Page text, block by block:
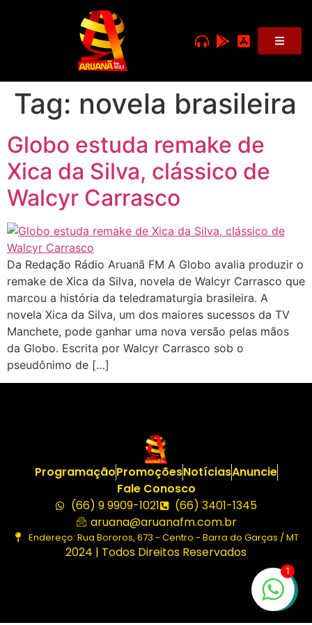
Tag: novela brasileira
Globo estuda remake de
Xica da Silva, clássico de
Walcyr Carrasco
Da Redação Rádio Aruanã FM A Globo avalia produzir o
remake de Xica da Silva, novela de Walcyr Carrasco que
marcou a história da teledramaturgia brasileira. A
novela Xica da Silva, um dos maiores sucessos da TV
Manchete, pode ganhar uma nova versão pelas mãos
da Globo. Escrita por Walcyr Carrasco sob o
pseudônimo de […]
ProgramaçãoPromoçõesNotíciasAnuncie
Fale Conosco
(66) 9 9909-1021
(66) 3401-1345
aruana@aruanafm.com.br
Endereço: Rua Bororos, 673 - Centro - Barra do Garças / MT
2024 | Todos Direitos Reservados
1